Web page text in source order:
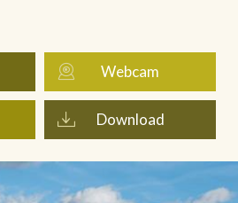
Webcam
Download